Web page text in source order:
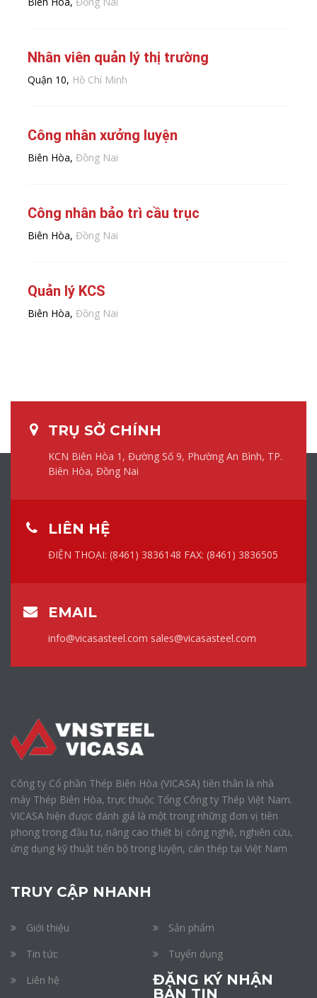
Nhân viên quản lý thị trường
Quận 10, Hồ Chí Minh
Công nhân xưởng luyện
Biên Hòa, Đồng Nai
Công nhân bảo trì cầu trục
Biên Hòa, Đồng Nai
Quản lý KCS
Biên Hòa, Đồng Nai
TRỤ SỞ CHÍNH
KCN Biên Hòa 1, Đường Số 9, Phường An Bình, TP.
Biên Hòa, Đồng Nai
LIÊN HỆ
ĐIỆN THOẠI: (8461) 3836148 FAX: (8461) 3836505
EMAIL
info@vicasasteel.com sales@vicasasteel.com
Công ty Cổ phần Thép Biên Hòa (VICASA) tiền thân là nhà
máy Thép Biên Hòa, trực thuộc Tổng Công ty Thép Việt Nam.
VICASA hiện được đánh giá là một trong những đơn vị tiên
phong trong đầu tư, nâng cao thiết bị công nghệ, nghiên cứu,
ứng dụng kỹ thuật tiến bộ trong luyện, cán thép tại Việt Nam
TRUY CẬP NHANH
Giới thiệu
Sản phẩm
Tin tức
Tuyển dụng
Liên hệ
ĐĂNG KÝ NHẬN
BẢN TIN